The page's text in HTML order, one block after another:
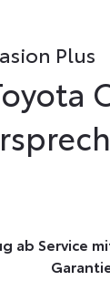
Plus
ab Service